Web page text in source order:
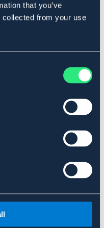
that you’ve
collected from your use